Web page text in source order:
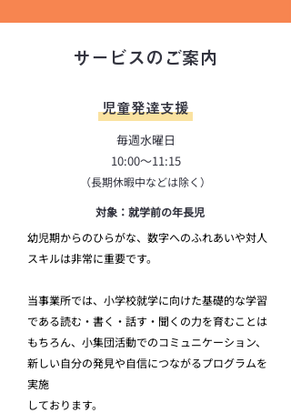
サービスのご案内
児童発達支援
毎週水曜日
10:00～11:15
​（長期休暇中などは除く）
対象：就学前の年長児
幼児期からのひらがな、数字へのふれあいや対人
スキルは非常に重要です。
当事業所では、小学校就学に向けた基礎的な学習
である読む・書く・話す・聞くの力を育むことは
もちろん、小集団活動でのコミュニケーション、
新しい自分の発見や自信につながるプログラムを
実施
しております。